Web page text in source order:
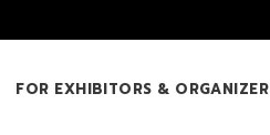
FOR EXHIBITORS & ORGANIZER